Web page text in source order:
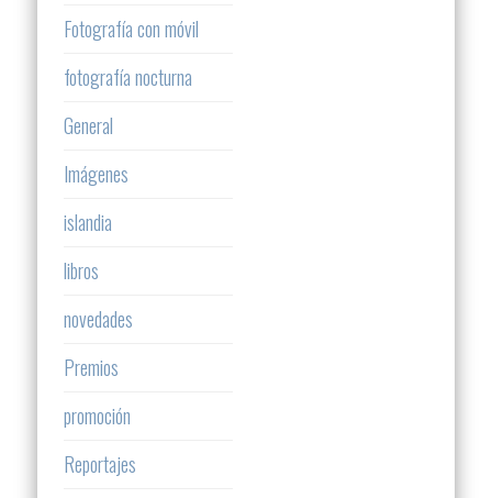
Fotografía con móvil
fotografía nocturna
General
Imágenes
islandia
libros
novedades
Premios
promoción
Reportajes